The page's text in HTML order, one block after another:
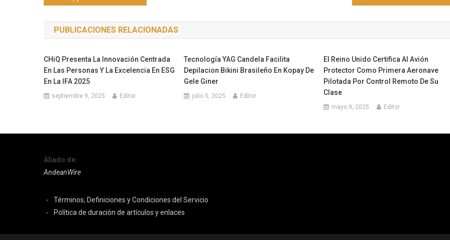
de
entradas
PUBLICACIONES RELACIONADAS
CHiQ Presenta La Innovación Centrada
En Las Personas Y La Excelencia En ESG
En La IFA 2025
septiembre 9, 2025 Editor
Tecnología YAG Candela Facilita
Depilacion Bikini Brasileño En Kopay De
Gele Giner
julio 5, 2025 Editor
El Reino Unido Certifica Al Avión
Protector Como Primera Aeronave
Pilotada Por Control Remoto De Su
Clase
mayo 9, 2025 Editor
Aliado de:
AndeanWire
Términos, Definiciones y Condiciones del Servicio
Política de duración de artículos y enlaces